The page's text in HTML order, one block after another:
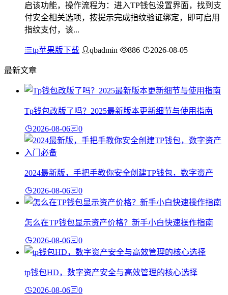
启该功能，操作流程为：进入TP钱包设置界面，找到支
付安全相关选项，按提示完成指纹验证绑定，即可启用
指纹支付，该...
tp苹果版下载 qbadmin 886 2026-08-05
最新文章
Tp钱包改版了吗？2025最新版本更新细节与使用指南
2026-08-06 0
2024最新版，手把手教你安全创建TP钱包，数字资产
2026-08-06 0
怎么在TP钱包显示资产价格？新手小白快速操作指南
2026-08-06 0
tp钱包HD，数字资产安全与高效管理的核心选择
2026-08-06 0